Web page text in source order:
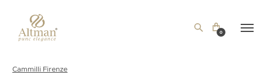
0
Cammilli Firenze